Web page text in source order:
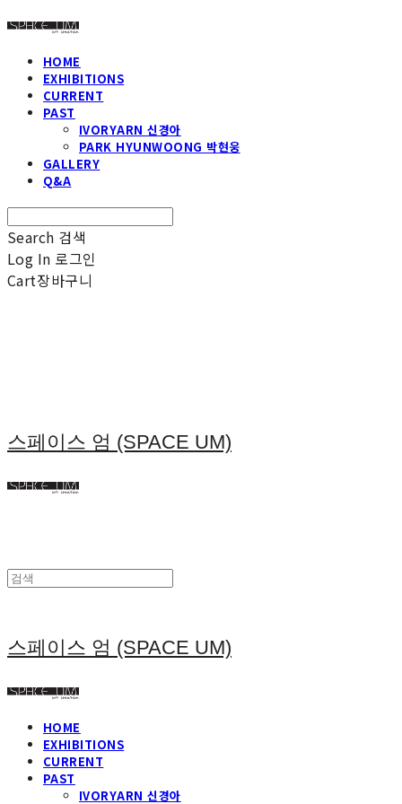
HOME
EXHIBITIONS
CURRENT
PAST
IVORYARN 신경아
PARK HYUNWOONG 박현웅
GALLERY
Q&A
Search 검색
Log In 로그인
Cart장바구니
스페이스 엄 (SPACE UM)
스페이스 엄 (SPACE UM)
HOME
EXHIBITIONS
CURRENT
PAST
IVORYARN 신경아